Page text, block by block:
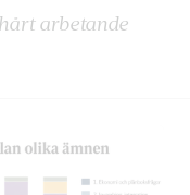
arbetande